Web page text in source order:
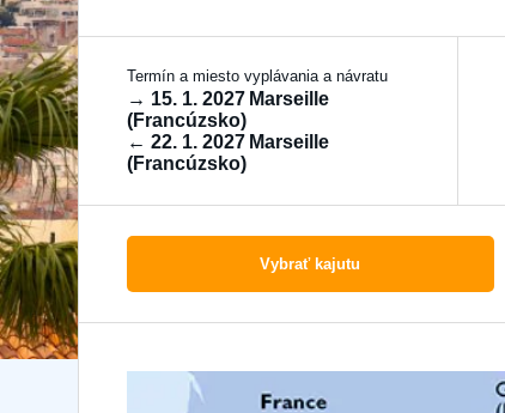
Termín a miesto vyplávania a návratu
→ 15. 1. 2027 Marseille
(Francúzsko)
← 22. 1. 2027 Marseille
(Francúzsko)
Vybrať kajutu